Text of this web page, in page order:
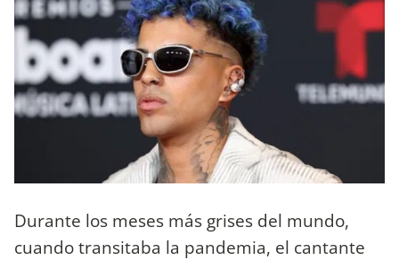
Durante los meses más grises del mundo,
cuando transitaba la pandemia, el cantante